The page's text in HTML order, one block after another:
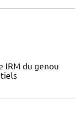
IRM du genou